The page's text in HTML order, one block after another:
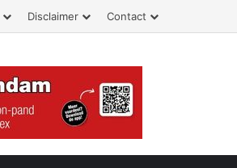
Disclaimer Contact